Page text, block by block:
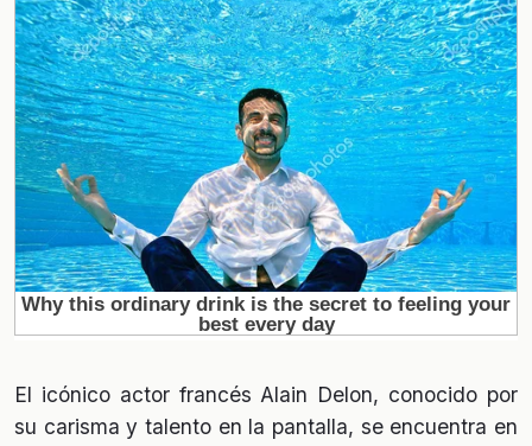
El icónico actor francés Alain Delon, conocido por
su carisma y talento en la pantalla, se encuentra en